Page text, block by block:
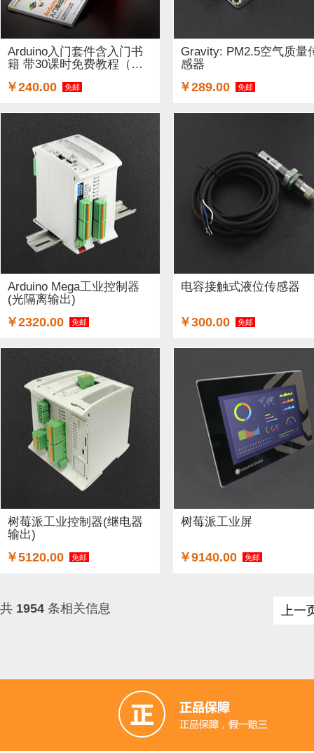
Arduino入门套件含入门书
籍 带30课时免费教程（适
￥240.00 免邮
Gravity: PM2.5空气质量
感器
￥289.00 免邮
Arduino Mega工业控制器
(光隔离输出)
￥2320.00 免邮
电容接触式液位传感器
￥300.00 免邮
树莓派工业控制器(继电器
输出)
￥5120.00 免邮
树莓派工业屏
￥9140.00 免邮
共 1954 条相关信息 上一